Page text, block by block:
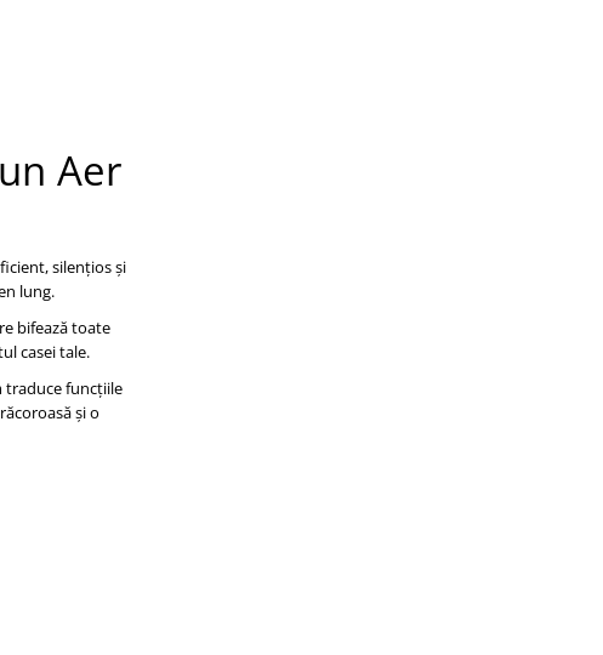
Aer
silențios și
lung.
bifează toate
casei tale.
traduce funcțiile
și o